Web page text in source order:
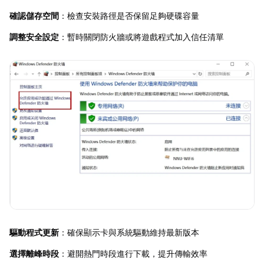
確認儲存空間 ：檢查安裝路徑是否保留足夠硬碟容量
調整安全設定 ：暫時關閉防火牆或將遊戲程式加入信任清單
驅動程式更新 ：確保顯示卡與系統驅動維持最新版本
選擇離峰時段 ：避開熱門時段進行下載，提升傳輸效率